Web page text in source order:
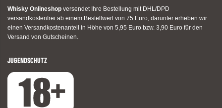
Whisky Onlineshop versendet Ihre Bestellung mit DHL/DPD
versandkostenfrei ab einem Bestellwert von 75 Euro, darunter erheben wir
einen Versandkostenanteil in Höhe von 5,95 Euro bzw. 3,90 Euro für den
Versand von Gutscheinen.
JUGENDSCHUTZ